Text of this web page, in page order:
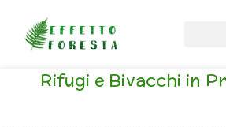
Rifugi e Bivacchi in